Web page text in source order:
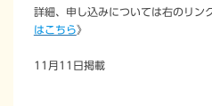
詳細、申し込みについては右のリン
はこちら》
11月11日掲載